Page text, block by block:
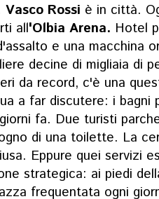
Vasco Rossi è in città.
all'Olbia Arena. Hotel
e una macchina
decine di migliaia di
da record, c'è una
a far discutere: i bagni
fa. Due turisti
di una toilette. La
Eppure quei servizi
strategica: ai piedi
frequentata ogni